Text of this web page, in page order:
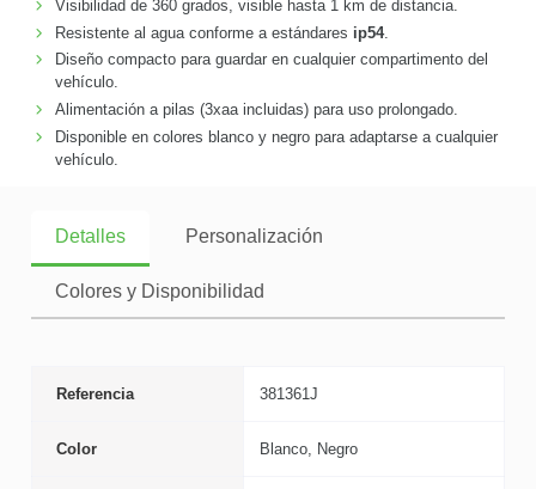
Visibilidad de 360 grados, visible hasta 1 km de distancia.
Resistente al agua conforme a estándares ip54.
Diseño compacto para guardar en cualquier compartimento del
vehículo.
Alimentación a pilas (3xaa incluidas) para uso prolongado.
Disponible en colores blanco y negro para adaptarse a cualquier
vehículo.
Detalles Personalización
Colores y Disponibilidad
Referencia 381361J
Color Blanco, Negro